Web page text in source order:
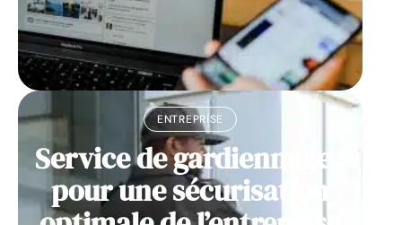
ENTREPRISE
Service de gardiennage :
pour une sécurisation